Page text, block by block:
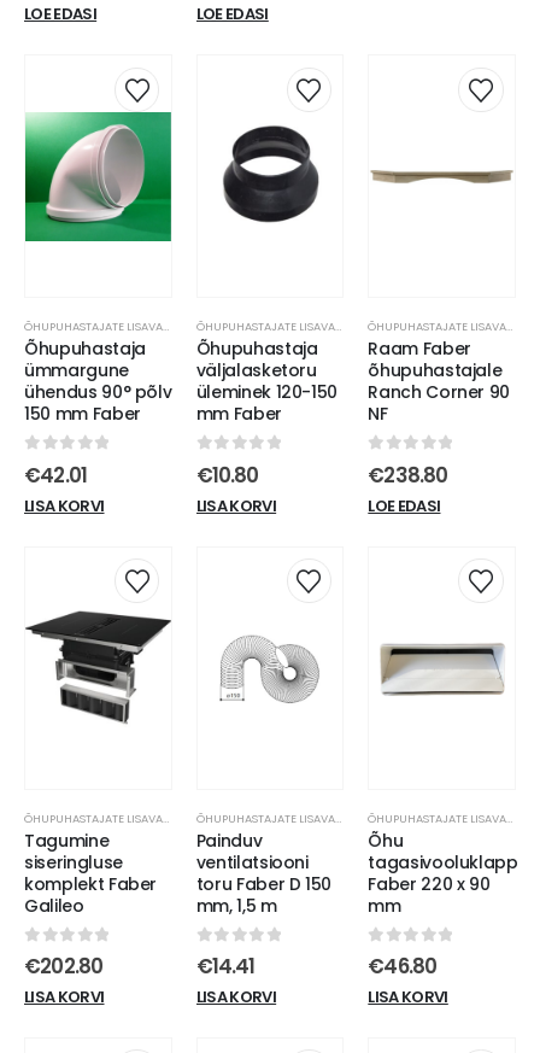
LOE EDASI LOE EDASI
ÕHUPUHASTAJATE LISAVARUSTUS
Õhupuhastaja
ümmargune
ühendus 90° põlv
150 mm Faber
out of 5
€42.01
LISA KORVI
ÕHUPUHASTAJATE LISAVARUSTUS
Õhupuhastaja
väljalasketoru
üleminek 120-150
mm Faber
out of 5
€10.80
LISA KORVI
ÕHUPUHASTAJATE LISAVARUSTUS
Raam Faber
õhupuhastajale
Ranch Corner 90
NF
out of 5
€238.80
LOE EDASI
ÕHUPUHASTAJATE LISAVARUSTUS
Tagumine
siseringluse
komplekt Faber
Galileo
0out of 5
€202.80
LISA KORVI
ÕHUPUHASTAJATE LISAVARUSTUS
Painduv
ventilatsiooni
toru Faber D 150
mm, 1,5 m
0out of 5
€14.41
LISA KORVI
ÕHUPUHASTAJATE LISAVARUSTUS
Õhu
tagasivooluklapp
Faber 220 x 90
mm
0out of 5
€46.80
LISA KORVI